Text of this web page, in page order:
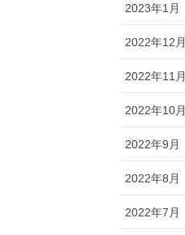
2023年1月
2022年12月
2022年11月
2022年10月
2022年9月
2022年8月
2022年7月